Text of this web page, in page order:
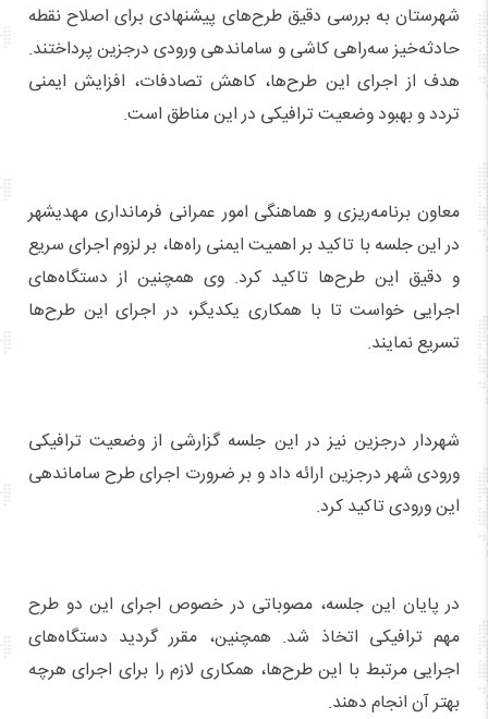
شهرستان به بررسی دقیق طرح‌های پیشنهادی برای اصلاح نقطه
حادثه‌خیز سه‌راهی کاشی و ساماندهی ورودی درجزین پرداختند.
هدف از اجرای این طرح‌ها، کاهش تصادفات، افزایش ایمنی
تردد و بهبود وضعیت ترافیکی در این مناطق است.
معاون برنامه‌ریزی و هماهنگی امور عمرانی فرمانداری مهدیشهر
در این جلسه با تاکید بر اهمیت ایمنی راه‌ها، بر لزوم اجرای سریع
و دقیق این طرح‌ها تاکید کرد. وی همچنین از دستگاه‌های
اجرایی خواست تا با همکاری یکدیگر، در اجرای این طرح‌ها
تسریع نمایند.
شهردار درجزین نیز در این جلسه گزارشی از وضعیت ترافیکی
ورودی شهر درجزین ارائه داد و بر ضرورت اجرای طرح ساماندهی
این ورودی تاکید کرد.
در پایان این جلسه، مصوباتی در خصوص اجرای این دو طرح
مهم ترافیکی اتخاذ شد. همچنین، مقرر گردید دستگاه‌های
اجرایی مرتبط با این طرح‌ها، همکاری لازم را برای اجرای هرچه
بهتر آن انجام دهند.